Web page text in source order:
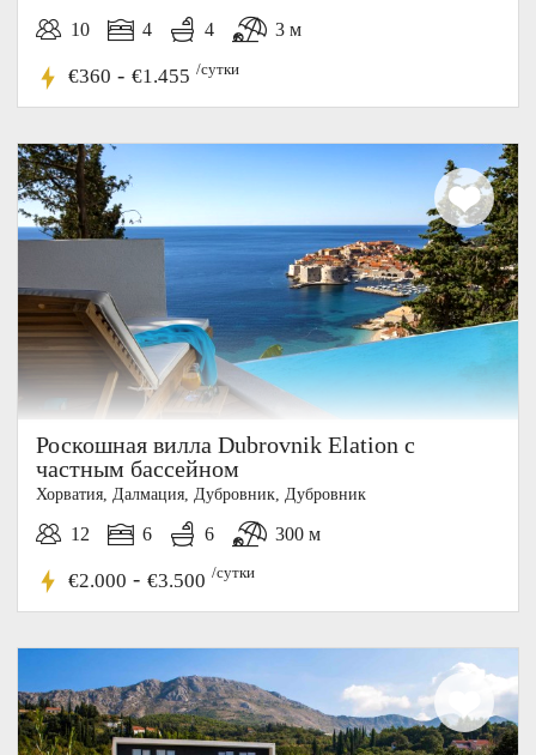
10 4 4 3 м
€360 - €1.455 /сутки
Роскошная вилла Dubrovnik Elation с
частным бассейном
Хорватия, Далмация, Дубровник, Дубровник
12 6 6 300 м
€2.000 - €3.500 /сутки